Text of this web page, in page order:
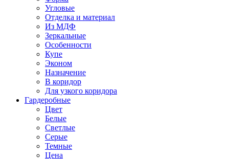
Угловые
Отделка и материал
Из МДФ
Зеркальные
Особенности
Купе
Эконом
Назначение
В коридор
Для узкого коридора
Гардеробные
Цвет
Белые
Светлые
Серые
Темные
Цена